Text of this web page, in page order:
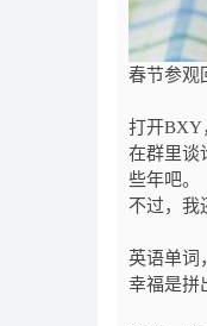
春节参观
打开BXY
在群里谈
些年吧。
不过，我
英语单词
幸福是拼